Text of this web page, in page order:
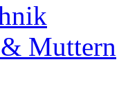
Muttern